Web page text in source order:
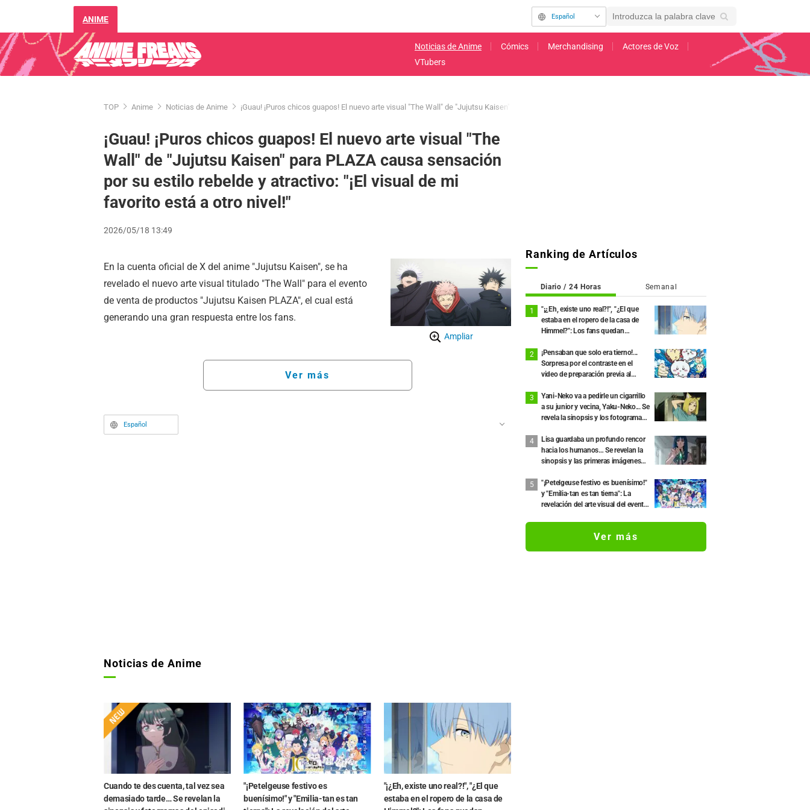
ANIME Español
Noticias de Anime Cómics Merchandising
Actores de Voz
VTubers
TOP Anime Noticias de Anime ¡Guau! ¡Puros chicos guapos! El nuevo arte visual "The Wall" de "Jujutsu Kaisen" para PLAZA causa sensación por su estilo rebelde y atractivo: "¡El visual de mi favorito
¡Guau! ¡Puros chicos guapos! El nuevo arte visual "The
Wall" de "Jujutsu Kaisen" para PLAZA causa sensación
por su estilo rebelde y atractivo: "¡El visual de mi
favorito está a otro nivel!"
2026/05/18 13:49
Ampliar
En la cuenta oficial de X del anime "Jujutsu Kaisen", se ha
revelado el nuevo arte visual titulado "The Wall" para el evento
de venta de productos "Jujutsu Kaisen PLAZA", el cual está
generando una gran respuesta entre los fans.
Ver más
Español
Noticias de Anime
Cuando te des cuenta, tal vez sea
demasiado tarde… Se revelan la
"¡Petelgeuse festivo es
buenísimo!" y "Emilia-tan es tan
"¡¿Eh, existe uno real?!", "¿El que
estaba en el ropero de la casa de
Ranking de Artículos
Diario / 24 Horas Semanal
"¡¿Eh, existe uno real?!", "¿El que
estaba en el ropero de la casa de
Himmel?": Los fans quedan
"Cuerno del Dragón Oscuro" que
apareció en el episodio 1 de
"Frieren: Más allá del final del viaje"
¡Pensaban que solo era tierno!...
Sorpresa por el contraste en el
video de preparación previa al
"Es más crudo de lo imaginado",
"Hablan puro de trabajo"
Yani-Neko va a pedirle un cigarrillo
a su junior y vecina, Yaku-Neko... Se
revela la sinopsis y los fotogramas
"Chainsmoker Cat"
Lisa guardaba un profundo rencor
hacia los humanos… Se revelan la
sinopsis y las primeras imágenes
Lara”
"¡Petelgeuse festivo es buenísimo!"
y "Emilia-tan es tan tierna": La
revelación del arte visual del evento
World-" genera gran entusiasmo
Ver más